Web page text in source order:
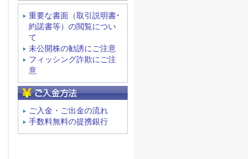
重要な書面（取引説明書･
約諾書等）の閲覧につい
て
未公開株の勧誘にご注意
フィッシング詐欺にご注
意
ご入金・ご出金の流れ
手数料無料の提携銀行